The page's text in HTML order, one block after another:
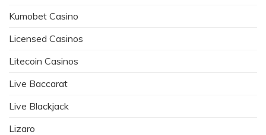
Kumobet Casino
Licensed Casinos
Litecoin Casinos
Live Baccarat
Live Blackjack
Lizaro